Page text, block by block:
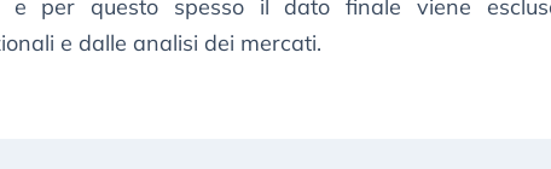
e per questo spesso il dato finale viene
e dalle analisi dei mercati.